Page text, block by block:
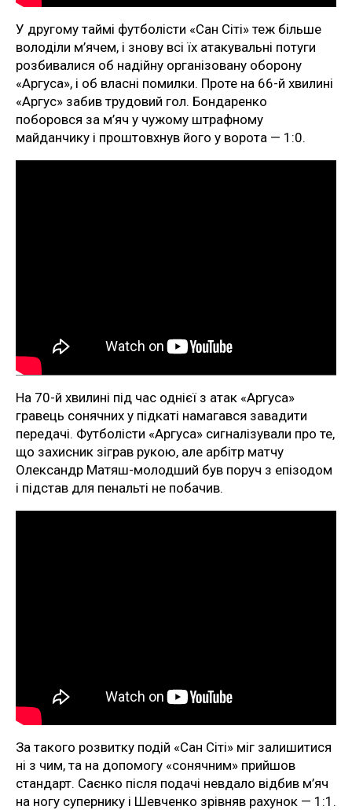
У другому таймі футболісти «Сан Сіті» теж більше
володіли м’ячем, і знову всі їх атакувальні потуги
розбивалися об надійну організовану оборону
«Аргуса», і об власні помилки. Проте на 66-й хвилині
«Аргус» забив трудовий гол. Бондаренко
поборовся за м’яч у чужому штрафному
майданчику і проштовхнув його у ворота — 1:0.
На 70-й хвилині під час однієї з атак «Аргуса»
гравець сонячних у підкаті намагався завадити
передачі. Футболісти «Аргуса» сигналізували про те,
що захисник зіграв рукою, але арбітр матчу
Олександр Матяш-молодший був поруч з епізодом
і підстав для пенальті не побачив.
За такого розвитку подій «Сан Сіті» міг залишитися
ні з чим, та на допомогу «сонячним» прийшов
стандарт. Саєнко після подачі невдало відбив м’яч
на ногу супернику і Шевченко зрівняв рахунок — 1:1.